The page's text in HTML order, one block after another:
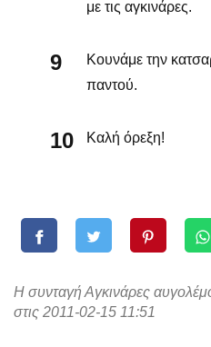
με τις αγκινάρες.
Κουνάμε την
παντού.
Καλή όρεξη!
Η συνταγή Αγκινάρες
στις 2011-02-15 11:51